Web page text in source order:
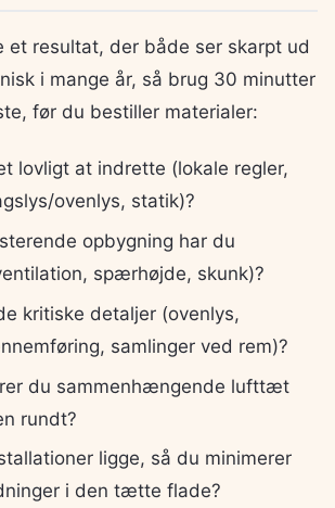
et resultat, der både ser skarpt ud
i mange år, så brug 30 minutter
før du bestiller materialer:
lovligt at indrette (lokale regler,
ovenlys, statik)?
opbygning har du
spærhøjde, skunk)?
kritiske detaljer (ovenlys,
samlinger ved rem)?
du sammenhængende lufttæt
rundt?
ligge, så du minimerer
i den tætte flade?